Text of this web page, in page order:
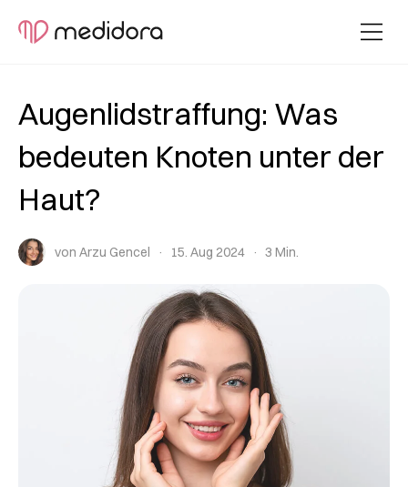
Augenlidstraffung: Was
bedeuten Knoten unter der
Haut?
von Arzu Gencel 15. Aug 2024 3 Min.